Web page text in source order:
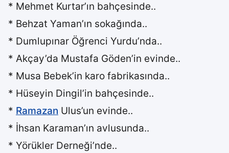
* Mehmet Kurtar’ın bahçesinde..
* Behzat Yaman’ın sokağında..
* Dumlupınar Öğrenci Yurdu’nda..
* Akçay’da Mustafa Göden’in evinde..
* Musa Bebek’in karo fabrikasında..
* Hüseyin Dingil’in bahçesinde..
* Ramazan Ulus’un evinde..
* İhsan Karaman’ın avlusunda..
* Yörükler Derneği’nde..